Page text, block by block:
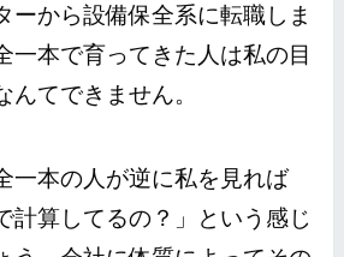
ーから設備保全系に転職しま
一本で育ってきた人は私の目
んてできません。
一本の人が逆に私を見れば
計算してるの？」という感じ